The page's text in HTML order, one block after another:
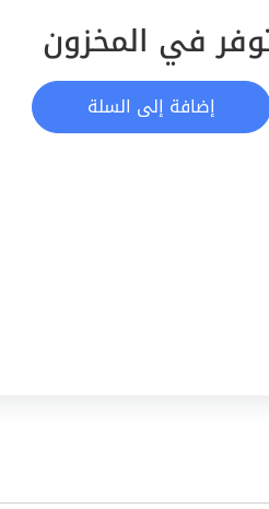
إضافة إلى السلة